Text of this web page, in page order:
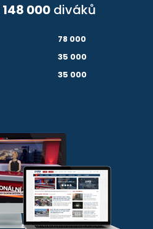
148 000 diváků
78 000
35 000
35 000